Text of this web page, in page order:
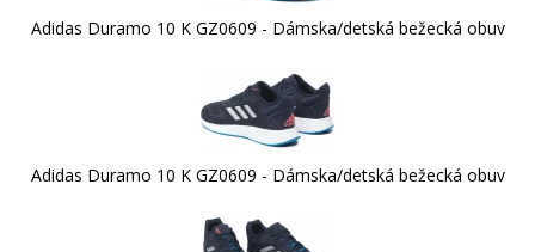
Adidas Duramo 10 K GZ0609 - Dámska/detská bežecká obuv
Adidas Duramo 10 K GZ0609 - Dámska/detská bežecká obuv